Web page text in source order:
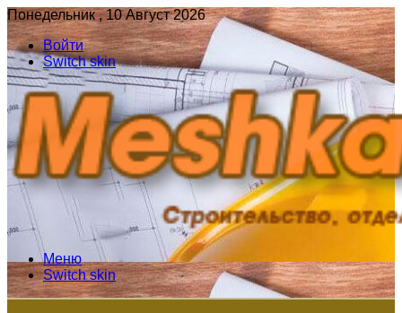
Понедельник , 10 Август 2026
Войти
Switch skin
Меню
Switch skin